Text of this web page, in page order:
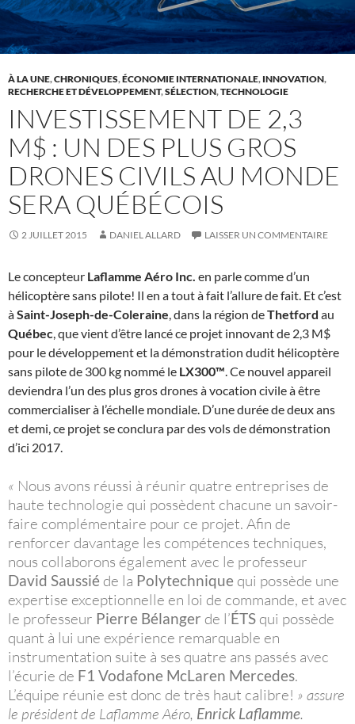
À LA UNE,CHRONIQUES,ÉCONOMIE INTERNATIONALE, INNOVATION,
RECHERCHE ET DÉVELOPPEMENT,SÉLECTION,TECHNOLOGIE
INVESTISSEMENT DE 2,3
M$ : UN DES PLUS GROS
DRONES CIVILS AU MONDE
SERA QUÉBÉCOIS
2 JUILLET 2015 DANIEL ALLARD LAISSER UN COMMENTAIRE
Le concepteur Laflamme Aéro Inc. en parle comme d’un
hélicoptère sans pilote! Il en a tout à fait l’allure de fait. Et c’est
àSaint-Joseph-de-Coleraine, dans la région deThetford au
Québec, que vient d’être lancé ce projet innovant de 2,3 M$
pour le développement et la démonstration dudit hélicoptère
sans pilote de 300 kg nommé le LX300™. Ce nouvel appareil
deviendra l’un des plus gros drones à vocation civile à être
commercialiser à l’échelle mondiale. D’une durée de deux ans
et demi, ce projet se conclura par des vols de démonstration
d’ici 2017.
« Nous avons réussi à réunir quatre entreprises de
haute technologie qui possèdent chacune un savoir-
faire complémentaire pour ce projet. Afin de
renforcer davantage les compétences techniques,
nous collaborons également avec le professeur
David Saussié de la Polytechnique qui possède une
expertise exceptionnelle en loi de commande, et avec
le professeur Pierre Bélanger de l’ÉTS qui possède
quant à lui une expérience remarquable en
instrumentation suite à ses quatre ans passés avec
l’écurie de F1 Vodafone McLaren Mercedes.
L’équipe réunie est donc de très haut calibre! » assure
le président de Laflamme Aéro, Enrick Laflamme.